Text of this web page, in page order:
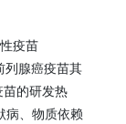
疫苗
列腺癌疫苗其
苗的研发热
病、物质依赖